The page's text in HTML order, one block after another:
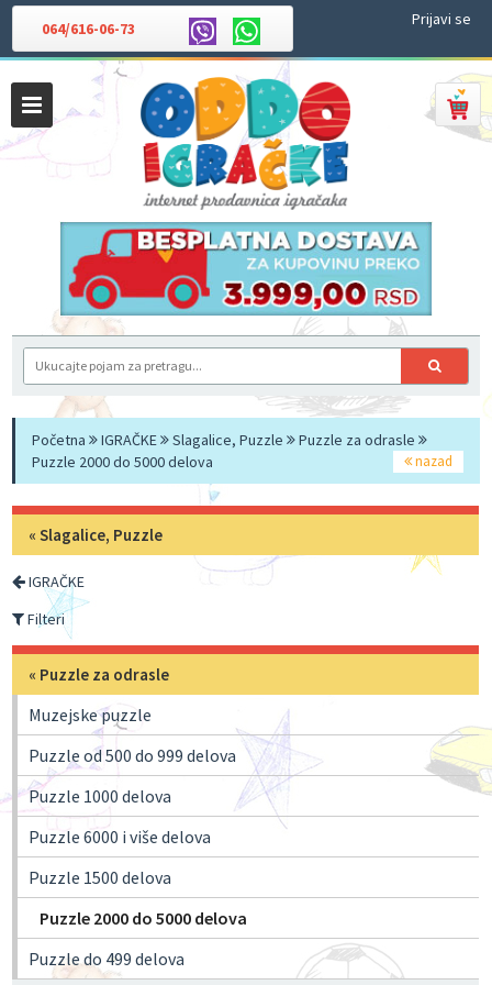
064/616-06-73 Prijavi se
Početna IGRAČKE Slagalice, Puzzle
Puzzle za odrasle
Puzzle 2000 do 5000 delova
nazad
«Slagalice, Puzzle
IGRAČKE
Filteri
« Puzzle za odrasle
Muzejske puzzle
Puzzle od 500 do 999 delova
Puzzle 1000 delova
Puzzle 6000 i više delova
Puzzle 1500 delova
Puzzle 2000 do 5000 delova
Puzzle do 499 delova